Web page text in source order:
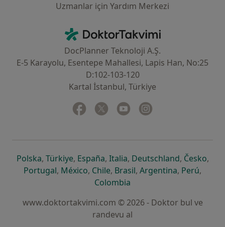
Uzmanlar için Yardım Merkezi
DoktorTakvimi - Ana Sayfa
DocPlanner Teknoloji A.Ş.
E-5 Karayolu, Esentepe Mahallesi, Lapis Han, No:25
D:102-103-120
Kartal İstanbul, Türkiye
Facebook
yeni bir sekmede açılır
Twitter
yeni bir sekmede açılır
Youtube
yeni bir sekmede açılır
Polskayeni bir sekmede açılır
, Türkiyeyeni bir sekmede açılır
, Españayeni bir sekmede açılır
, Italiayeni bir sekmede açılır
, Deutschlandyeni bir
, Českoyeni
,
Portugalyeni bir sekmede açılır
, Méxicoyeni bir sekmede açılır
, Chileyeni bir sekmede açılır
, Brasilyeni bir sekmede açılır
, Argentinayeni bir
, Perúyeni
,
Colombia
www.doktortakvimi.com © 2026 - Doktor bul ve
randevu al